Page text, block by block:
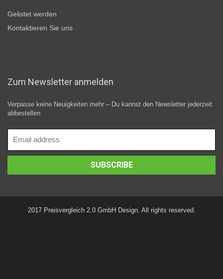
Gelistet werden
Kontaktieren Sie uns
Zum Newsletter anmelden
Verpasse keine Neuigkeiten mehr – Du kannst den Newsletter jederzeit
abbestellen
2017 Preisvergleich 2.0 GmbH Design. All rights reserved.